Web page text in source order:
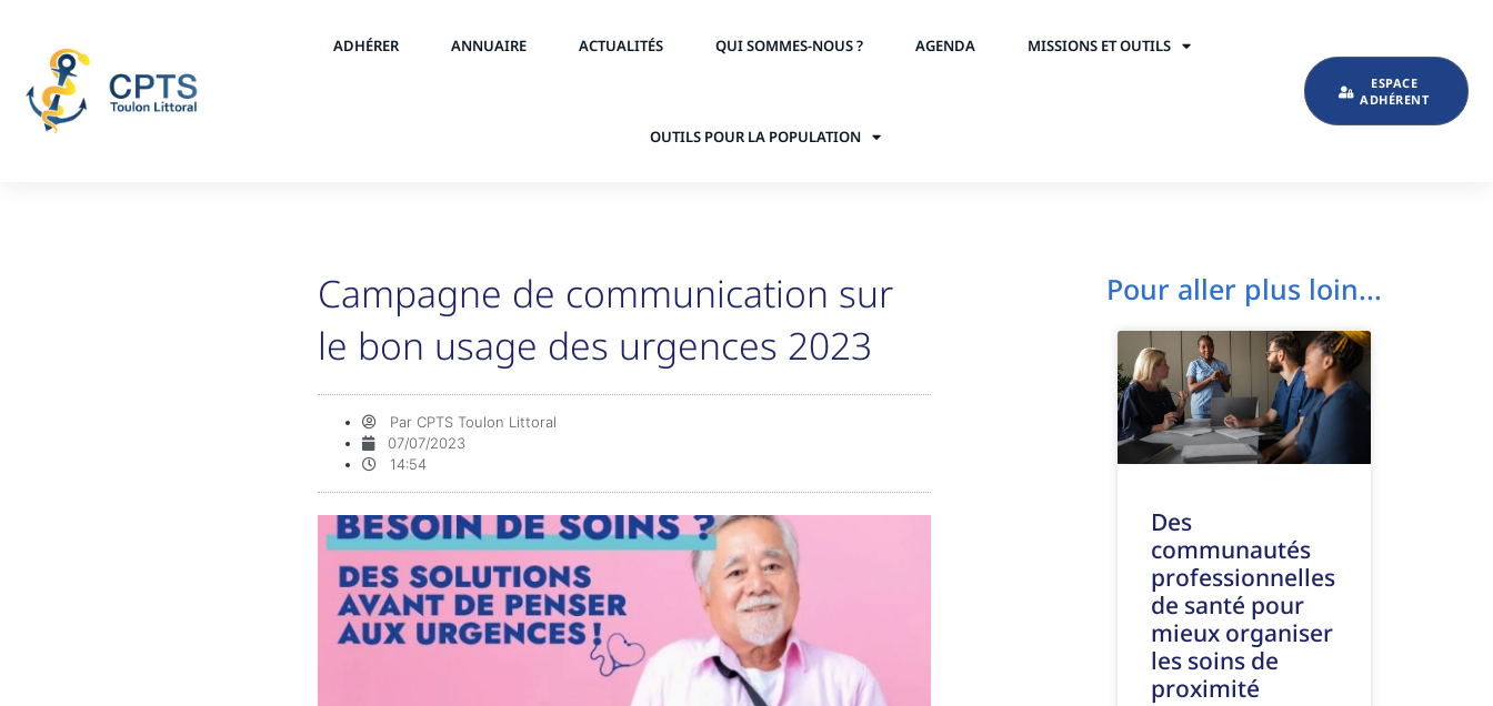
ADHÉRER ANNUAIRE ACTUALITÉS QUI SOMMES-NOUS ? AGENDA MISSIONS ET OUTILS
OUTILS POUR LA POPULATION
ESPACE
ADHÉRENT
Campagne de communication sur
le bon usage des urgences 2023
Par CPTS Toulon Littoral
07/07/2023
14:54
Pour aller plus loin...
Des
communautés
professionnelles
de santé pour
mieux organiser
les soins de
proximité